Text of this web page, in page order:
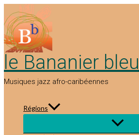
au
contenu
le Bananier bleu
Musiques jazz afro-caribéennes
Régions